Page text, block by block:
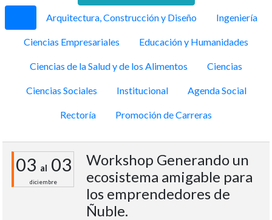
Anterior
Arquitectura, Construcción y Diseño Ingeniería
Ciencias Empresariales Educación y Humanidades
Ciencias de la Salud y de los Alimentos Ciencias
Ciencias Sociales Institucional Agenda Social
Rectoría Promoción de Carreras
03 al 03
diciembre
Workshop Generando un
ecosistema amigable para
los emprendedores de
Ñuble.